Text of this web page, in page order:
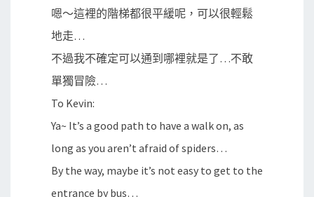
嗯～這裡的階梯都很平緩呢，可以很輕鬆
地走…
不過我不確定可以通到哪裡就是了…不敢
單獨冒險…
To Kevin:
Ya~ It’s a good path to have a walk on, as
long as you aren’t afraid of spiders…
By the way, maybe it’s not easy to get to the
entrance by bus…